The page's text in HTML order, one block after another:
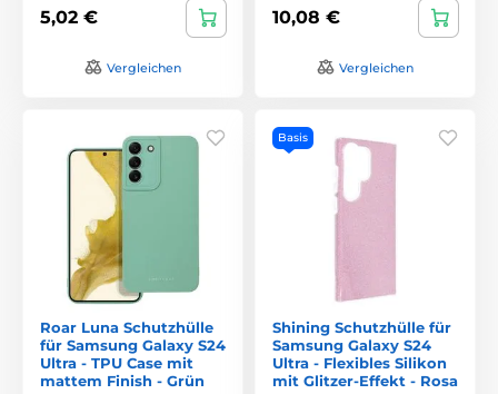
5,02 €
Vergleichen
10,08 €
Vergleichen
Roar Luna Schutzhülle
für Samsung Galaxy S24
Ultra - TPU Case mit
mattem Finish - Grün
Basis
Shining Schutzhülle für
Samsung Galaxy S24
Ultra - Flexibles Silikon
mit Glitzer-Effekt - Rosa